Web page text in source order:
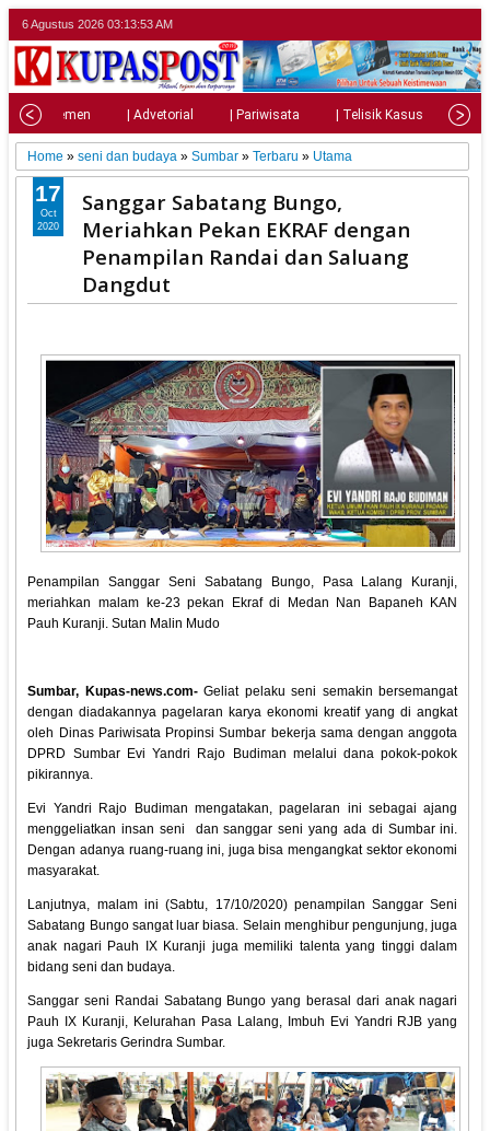
6 Agustus 2026 03:13:55 AM
| Parlemen | Advetorial | Pariwisata | Telisik Kasus |
Home »seni dan budaya »Sumbar »Terbaru » Utama
Sanggar Sabatang Bungo,
Meriahkan Pekan EKRAF dengan
Penampilan Randai dan Saluang
Dangdut
Penampilan Sanggar Seni Sabatang Bungo, Pasa Lalang Kuranji,
meriahkan malam ke-23 pekan Ekraf di Medan Nan Bapaneh KAN
Pauh Kuranji. Sutan Malin Mudo
Sumbar, Kupas-news.com-Geliat pelaku seni semakin bersemangat
dengan diadakannya pagelaran karya ekonomi kreatif yang di angkat
oleh Dinas Pariwisata Propinsi Sumbar bekerja sama dengan anggota
DPRD Sumbar Evi Yandri Rajo Budiman melalui dana pokok-pokok
pikirannya.
Evi Yandri Rajo Budiman mengatakan, pagelaran ini sebagai ajang
menggeliatkan insan seni dan sanggar seni yang ada di Sumbar ini.
Dengan adanya ruang-ruang ini, juga bisa mengangkat sektor ekonomi
masyarakat.
Lanjutnya, malam ini (Sabtu, 17/10/2020) penampilan Sanggar Seni
Sabatang Bungo sangat luar biasa. Selain menghibur pengunjung, juga
anak nagari Pauh IX Kuranji juga memiliki talenta yang tinggi dalam
bidang seni dan budaya.
Sanggar seni Randai Sabatang Bungo yang berasal dari anak nagari
Pauh IX Kuranji, Kelurahan Pasa Lalang, Imbuh Evi Yandri RJB yang
juga Sekretaris Gerindra Sumbar.
17
Oct
2020